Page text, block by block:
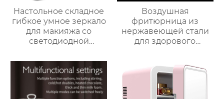
Настольное складное
гибкое умное зеркало
для макияжа со
светодиодной
Воздушная
фритюрница из
нержавеющей стали
для здорового
содержанием жира
электрическая
воздушная